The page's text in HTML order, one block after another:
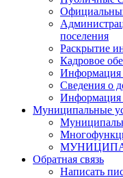
поселения
Раскрытие
Кадровое
Информация
Сведения о
Информация
Муниципальные
Обратная связь
Написать